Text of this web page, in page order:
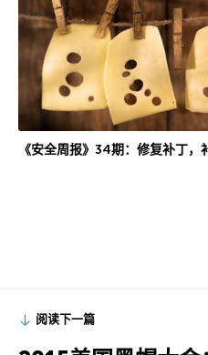
《安全周报》34期：修复补丁，
阅读下一篇